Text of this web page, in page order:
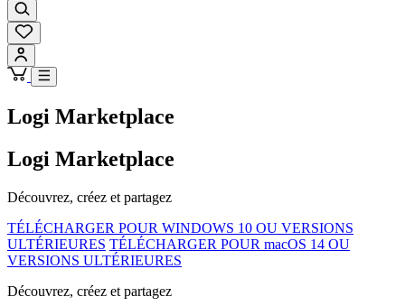
Logi Marketplace
Logi Marketplace
Découvrez, créez et partagez
TÉLÉCHARGER POUR WINDOWS 10 OU VERSIONS
ULTÉRIEURES TÉLÉCHARGER POUR macOS 14 OU
VERSIONS ULTÉRIEURES
Découvrez, créez et partagez